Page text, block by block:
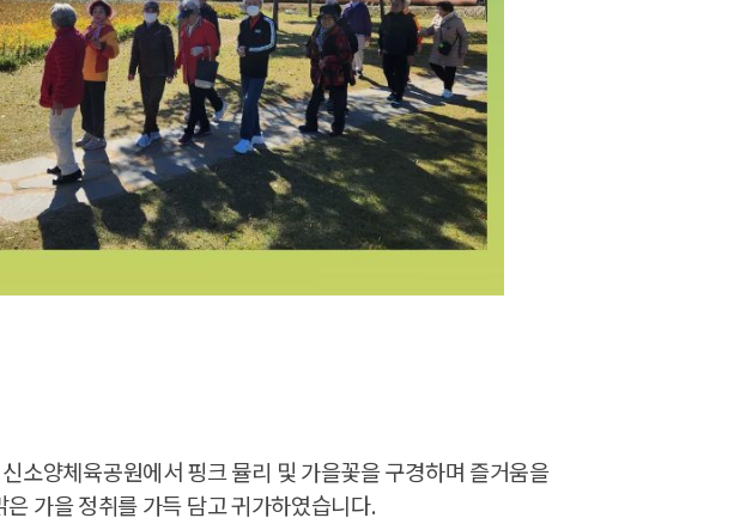
신소양체육공원에서 핑크 뮬리 및 가을꽃을 구경하며 즐거움을
가을 정취를 가득 담고 귀가하였습니다.